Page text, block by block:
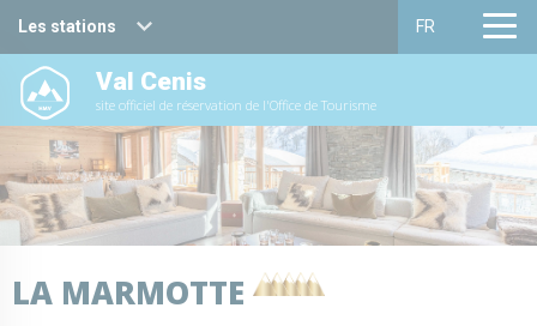
Les stations
Haute Maurienne Vanoise
Valfréjus
La Norma
Aussois
Val Cenis
FR
Français
English
Val Cenis
site officiel de réservation de l'Office de Tourisme
LA MARMOTTE